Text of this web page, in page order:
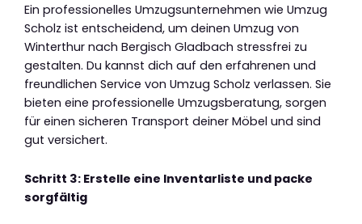
Ein professionelles Umzugsunternehmen wie Umzug
Scholz ist entscheidend, um deinen Umzug von
Winterthur nach Bergisch Gladbach stressfrei zu
gestalten. Du kannst dich auf den erfahrenen und
freundlichen Service von Umzug Scholz verlassen. Sie
bieten eine professionelle Umzugsberatung, sorgen
für einen sicheren Transport deiner Möbel und sind
gut versichert.
Schritt 3: Erstelle eine Inventarliste und packe
sorgfältig